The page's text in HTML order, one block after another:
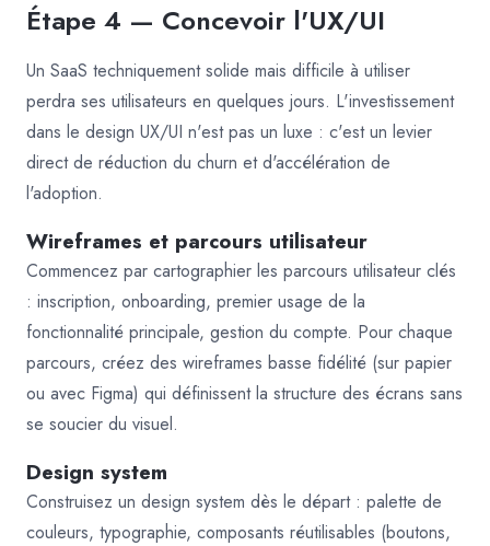
Étape 4 — Concevoir l'UX/UI
Un SaaS techniquement solide mais difficile à utiliser
perdra ses utilisateurs en quelques jours. L'investissement
dans le design UX/UI n'est pas un luxe : c'est un levier
direct de réduction du churn et d'accélération de
l'adoption.
Wireframes et parcours utilisateur
Commencez par cartographier les parcours utilisateur clés
: inscription, onboarding, premier usage de la
fonctionnalité principale, gestion du compte. Pour chaque
parcours, créez des wireframes basse fidélité (sur papier
ou avec Figma) qui définissent la structure des écrans sans
se soucier du visuel.
Design system
Construisez un design system dès le départ : palette de
couleurs, typographie, composants réutilisables (boutons,